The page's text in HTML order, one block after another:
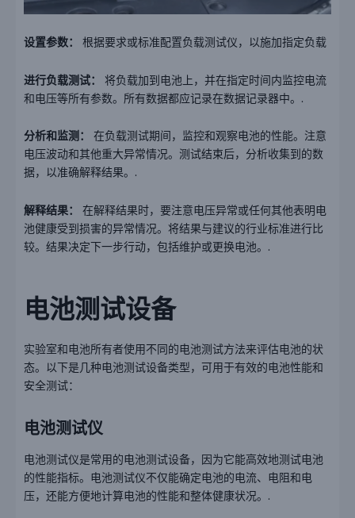
设置参数： 根据要求或标准配置负载测试仪，以施加指定负载
进行负载测试： 将负载加到电池上，并在指定时间内监控电流
和电压等所有参数。所有数据都应记录在数据记录器中。.
分析和监测： 在负载测试期间，监控和观察电池的性能。注意
电压波动和其他重大异常情况。测试结束后，分析收集到的数
据，以准确解释结果。.
解释结果： 在解释结果时，要注意电压异常或任何其他表明电
池健康受到损害的异常情况。将结果与建议的行业标准进行比
较。结果决定下一步行动，包括维护或更换电池。.
电池测试设备
实验室和电池所有者使用不同的电池测试方法来评估电池的状
态。以下是几种电池测试设备类型，可用于有效的电池性能和
安全测试：
电池测试仪
电池测试仪是常用的电池测试设备，因为它能高效地测试电池
的性能指标。电池测试仪不仅能确定电池的电流、电阻和电
压，还能方便地计算电池的性能和整体健康状况。.